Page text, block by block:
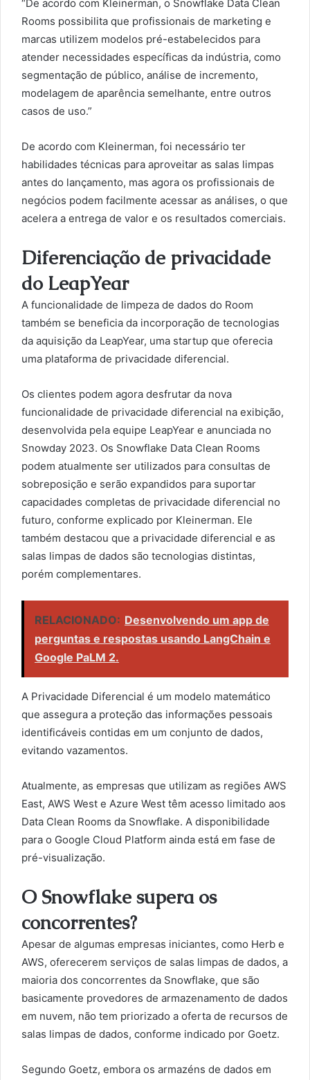
“De acordo com Kleinerman, o Snowflake Data Clean
Rooms possibilita que profissionais de marketing e
marcas utilizem modelos pré-estabelecidos para
atender necessidades específicas da indústria, como
segmentação de público, análise de incremento,
modelagem de aparência semelhante, entre outros
casos de uso.”
De acordo com Kleinerman, foi necessário ter
habilidades técnicas para aproveitar as salas limpas
antes do lançamento, mas agora os profissionais de
negócios podem facilmente acessar as análises, o que
acelera a entrega de valor e os resultados comerciais.
Diferenciação de privacidade
do LeapYear
A funcionalidade de limpeza de dados do Room
também se beneficia da incorporação de tecnologias
da aquisição da LeapYear, uma startup que oferecia
uma plataforma de privacidade diferencial.
Os clientes podem agora desfrutar da nova
funcionalidade de privacidade diferencial na exibição,
desenvolvida pela equipe LeapYear e anunciada no
Snowday 2023. Os Snowflake Data Clean Rooms
podem atualmente ser utilizados para consultas de
sobreposição e serão expandidos para suportar
capacidades completas de privacidade diferencial no
futuro, conforme explicado por Kleinerman. Ele
também destacou que a privacidade diferencial e as
salas limpas de dados são tecnologias distintas,
porém complementares.
RELACIONADO: Desenvolvendo um app de
perguntas e respostas usando LangChain e
Google PaLM 2.
A Privacidade Diferencial é um modelo matemático
que assegura a proteção das informações pessoais
identificáveis contidas em um conjunto de dados,
evitando vazamentos.
Atualmente, as empresas que utilizam as regiões AWS
East, AWS West e Azure West têm acesso limitado aos
Data Clean Rooms da Snowflake. A disponibilidade
para o Google Cloud Platform ainda está em fase de
pré-visualização.
O Snowflake supera os
concorrentes?
Apesar de algumas empresas iniciantes, como Herb e
AWS, oferecerem serviços de salas limpas de dados, a
maioria dos concorrentes da Snowflake, que são
basicamente provedores de armazenamento de dados
em nuvem, não tem priorizado a oferta de recursos de
salas limpas de dados, conforme indicado por Goetz.
Segundo Goetz, embora os armazéns de dados em